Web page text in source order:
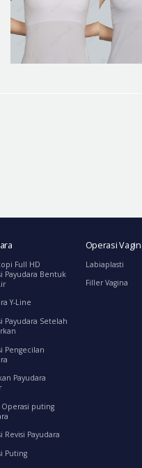
Full HD
Payudara Bentuk
Y-Line
Payudara Setelah
Pengecilan
Payudara
puting
Revisi Payudara
Puting
Operasi
Labiaplasti
Filler Vagina